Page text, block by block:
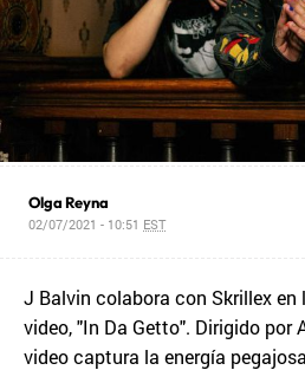
Olga Reyna
02/07/2021 - 10:51 EST
J Balvin colabora con Skrillex
video, "In Da Getto". Dirigido por
video captura la energía